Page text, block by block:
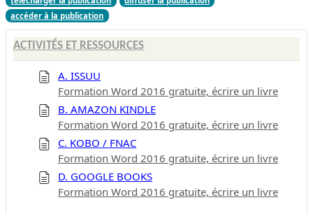
accéder à la publication
ACTIVITÉS ET RESSOURCES
A. ISSUU
Formation Word 2016 gratuite, écrire un livre
B. AMAZON KINDLE
Formation Word 2016 gratuite, écrire un livre
C. KOBO / FNAC
Formation Word 2016 gratuite, écrire un livre
D. GOOGLE BOOKS
Formation Word 2016 gratuite, écrire un livre